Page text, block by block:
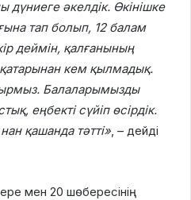
әкелдік. Өкінішке
тап болып, 12 балам
деймін, қалғанының
кем қылмадық.
Балаларымызды
еңбекті сүйіп өсірдік.
қашанда тәтті», – дейді
мен 20 шөбересінің